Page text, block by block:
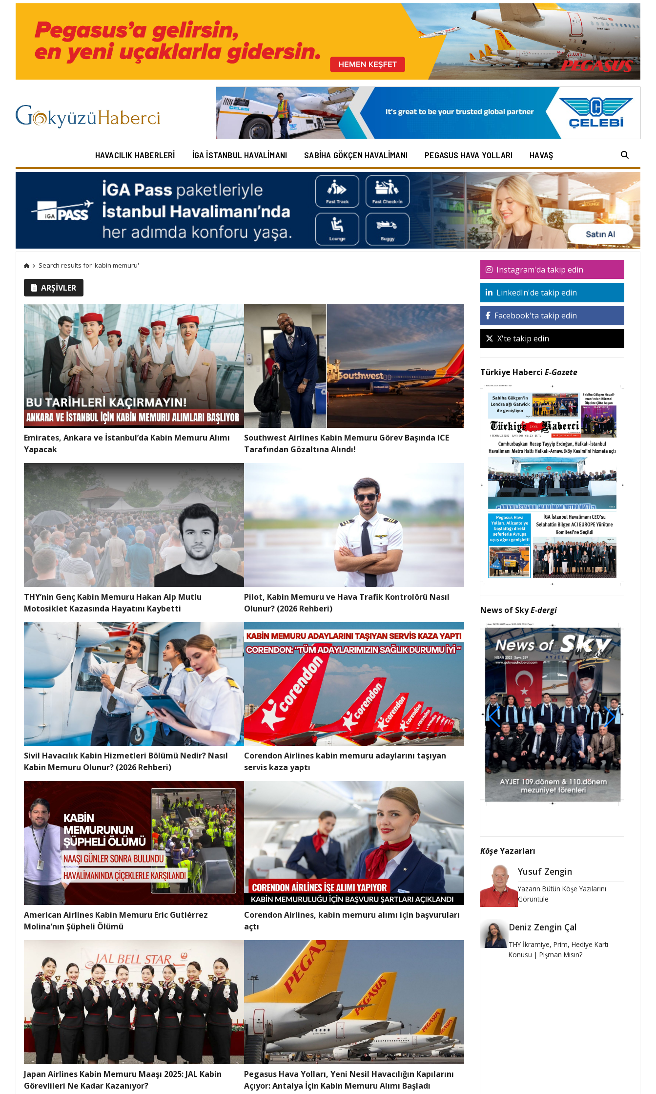
HAVACILIK HABERLERI İGA İSTANBUL HAVALIMANI SABIHA GÖKÇEN HAVALIMANI PEGASUS HAVA YOLLARI HAVAŞ
Arama:
Search results for 'kabin memuru'
ARŞIVLER
Emirates, Ankara ve İstanbul’da Kabin Memuru Alımı
Yapacak
Southwest Airlines Kabin Memuru Görev Başında ICE
Tarafından Gözaltına Alındı!
THY’nin Genç Kabin Memuru Hakan Alp Mutlu
Motosiklet Kazasında Hayatını Kaybetti
Pilot, Kabin Memuru ve Hava Trafik Kontrolörü Nasıl
Olunur? (2026 Rehberi)
Sivil Havacılık Kabin Hizmetleri Bölümü Nedir? Nasıl
Kabin Memuru Olunur? (2026 Rehberi)
Corendon Airlines kabin memuru adaylarını taşıyan
servis kaza yaptı
American Airlines Kabin Memuru Eric Gutiérrez
Molina’nın Şüpheli Ölümü
Corendon Airlines, kabin memuru alımı için başvuruları
açtı
Japan Airlines Kabin Memuru Maaşı 2025: JAL Kabin
Görevlileri Ne Kadar Kazanıyor?
Pegasus Hava Yolları, Yeni Nesil Havacılığın Kapılarını
Açıyor: Antalya İçin Kabin Memuru Alımı Başladı
Instagram'da takip edin
LinkedIn'de takip edin
Facebook'ta takip edin
X'te takip edin
Türkiye Haberci E-Gazete
News of SkyE-dergi
KöşeYazarları
Yusuf Zengin
Yazarın Bütün Köşe Yazılarını
Görüntüle
Deniz Zengin Çal
THY İkramiye, Prim, Hediye Kartı
Konusu | Pişman Mısın?